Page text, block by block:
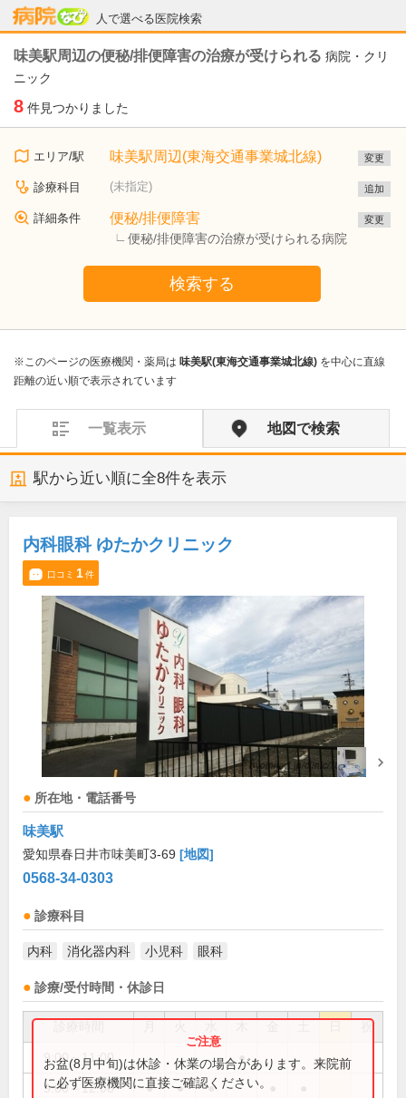
人で選べる医院検索
病院なび
味美駅周辺の便秘/排便障害の治療が受けられる 病院・クリ
ニック
8 件見つかりました
エリア/駅 味美駅周辺(東海交通事業城北線) 変更
診療科目 (未指定) 追加
詳細条件 便秘/排便障害
便秘/排便障害の治療が受けられる病院
変更
検索する
※このページの医療機関・薬局は 味美駅(東海交通事業城北線) を中心に直線
距離の近い順で表示されています
一覧表示 地図で検索
駅から近い順に全8件を表示
内科眼科 ゆたかクリニック
口コミ 1件
所在地・電話番号
味美駅
愛知県春日井市味美町3-69 [地図]
0568-34-0303
診療科目
内科 消化器内科 小児科 眼科
診療/受付時間・休診日
祝
9:00～11:00 ●
9:00～12:00 ● ● ●
お盆(8月中旬)は休診・休業の場合があります。来院前
に必ず医療機関に直接ご確認ください。